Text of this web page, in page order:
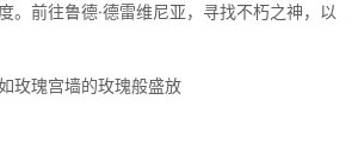
。前往鲁德·德雷维尼亚，寻找不朽之神，以
瑰宫墙的玫瑰般盛放